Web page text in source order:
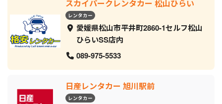
スカイパークレンタカー 松山ひらい
レンタカー
愛媛県松山市平井町2860-1セルフ松山
ひらいSS店内
089-975-5533
日産レンタカー 旭川駅前
レンタカー